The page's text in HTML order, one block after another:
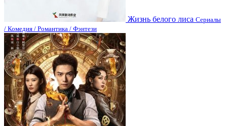
Жизнь белого лиса Сериалы
/ Комедия / Романтика / Фэнтези